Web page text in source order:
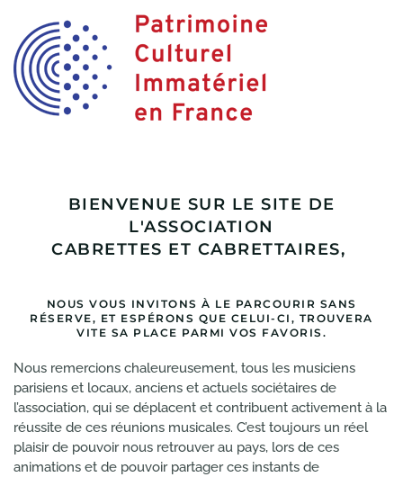
BIENVENUE SUR LE SITE DE
L'ASSOCIATION
CABRETTES ET CABRETTAIRES,
NOUS VOUS INVITONS À LE PARCOURIR SANS
RÉSERVE, ET ESPÉRONS QUE CELUI-CI, TROUVERA
VITE SA PLACE PARMI VOS FAVORIS.
Nous remercions chaleureusement, tous les musiciens
parisiens et locaux, anciens et actuels sociétaires de
l’association, qui se déplacent et contribuent activement à la
réussite de ces réunions musicales. C’est toujours un réel
plaisir de pouvoir nous retrouver au pays, lors de ces
animations et de pouvoir partager ces instants de